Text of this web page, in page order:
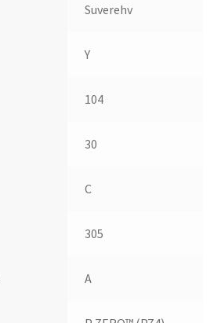
Suverehv
Y
104
30
C
305
A